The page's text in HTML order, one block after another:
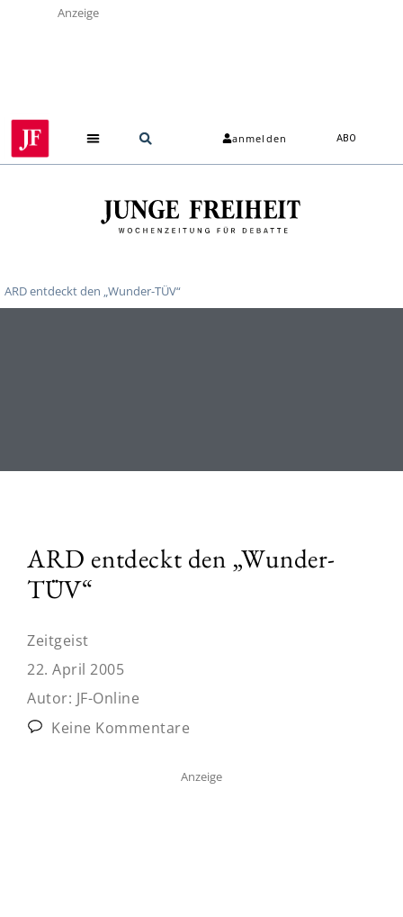
Anzeige
anmelden ABO
ARD entdeckt den „Wunder-TÜV“
ARD entdeckt den „Wunder-
TÜV“
Zeitgeist
22. April 2005
Autor: JF-Online
Keine Kommentare
Anzeige